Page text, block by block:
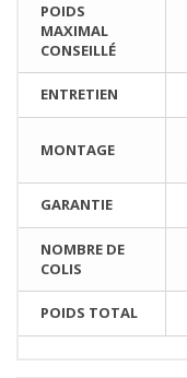
POIDS
MAXIMAL
CONSEILLÉ
ENTRETIEN
MONTAGE
GARANTIE
NOMBRE DE
COLIS
POIDS TOTAL